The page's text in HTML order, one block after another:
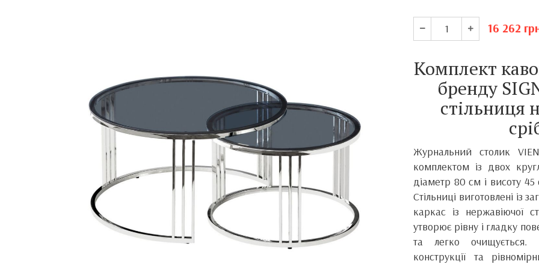
16 262
Комплект
бренду
стільниця
Журнальний столик
комплектом із двох
діаметр 80 см і висоту
Стільниці виготовлені із
каркас із нержавіючої
утворює рівну і гладку
та легко очищується.
конструкції та